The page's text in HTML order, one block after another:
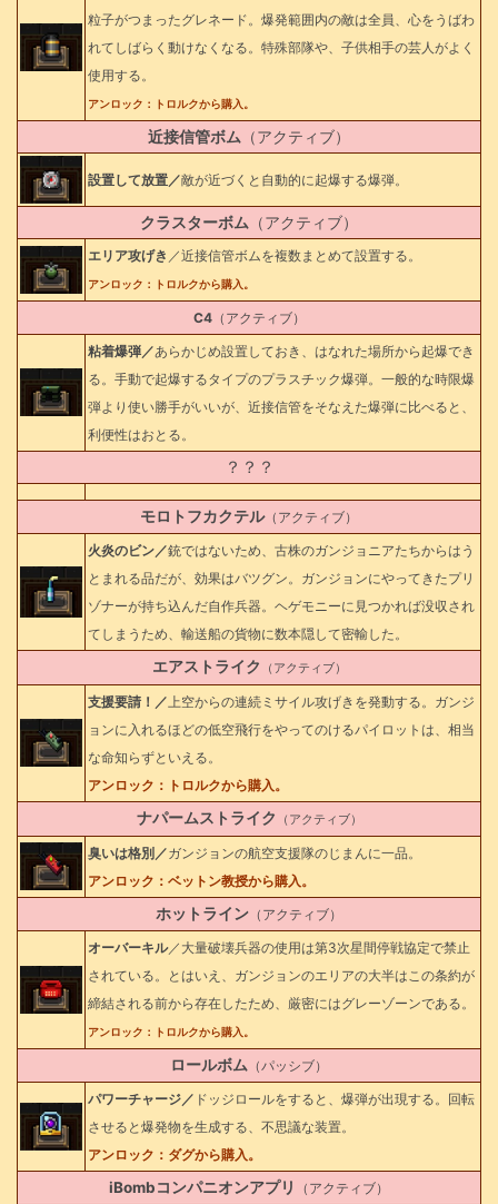
粒子がつまったグレネード。爆発範囲内の敵は全員、心をうばわ
れてしばらく動けなくなる。特殊部隊や、子供相手の芸人がよく
使用する。
アンロック：トロルクから購入。
近接信管ボム （アクティブ）
設置して放置／敵が近づくと自動的に起爆する爆弾。
クラスターボム （アクティブ）
エリア攻げき ／近接信管ボムを複数まとめて設置する。
アンロック：トロルクから購入。
C4（アクティブ）
粘着爆弾／あらかじめ設置しておき、はなれた場所から起爆でき
る。手動で起爆するタイプのプラスチック爆弾。一般的な時限爆
弾より使い勝手がいいが、近接信管をそなえた爆弾に比べると、
利便性はおとる。
？？？
モロトフカクテル（アクティブ）
火炎のビン／銃ではないため、古株のガンジョニアたちからはう
とまれる品だが、効果はバツグン。ガンジョンにやってきたプリ
ゾナーが持ち込んだ自作兵器。ヘゲモニーに見つかれば没収され
てしまうため、輸送船の貨物に数本隠して密輸した。
エアストライク （アクティブ）
支援要請！／上空からの連続ミサイル攻げきを発動する。ガンジ
ョンに入れるほどの低空飛行をやってのけるパイロットは、相当
な命知らずといえる。
アンロック：トロルクから購入。
ナパームストライク （アクティブ）
臭いは格別／ガンジョンの航空支援隊のじまんに一品。
アンロック：ベットン教授から購入。
ホットライン （アクティブ）
オーバーキル／大量破壊兵器の使用は第3次星間停戦協定で禁止
されている。とはいえ、ガンジョンのエリアの大半はこの条約が
締結される前から存在したため、厳密にはグレーゾーンである。
アンロック：トロルクから購入。
ロールボム （パッシブ）
パワーチャージ／ ドッジロールをすると、爆弾が出現する。回転
させると爆発物を生成する、不思議な装置。
アンロック：ダグから購入。
iBombコンパニオンアプリ
（アクティブ）